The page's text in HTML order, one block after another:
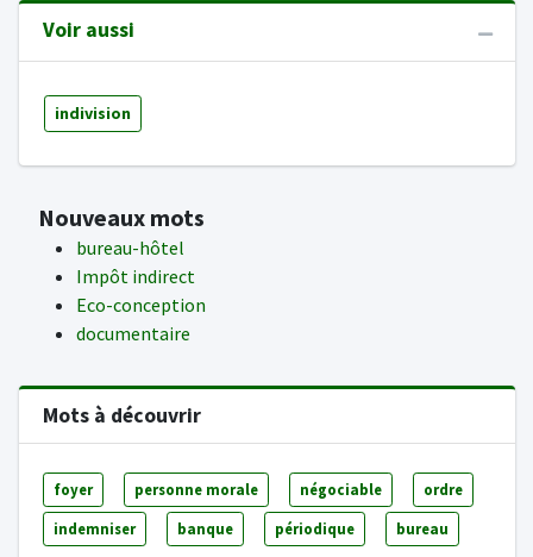
Voir aussi
indivision
Nouveaux mots
bureau-hôtel
Impôt indirect
Eco-conception
documentaire
Mots à découvrir
foyer personne morale négociable ordre
indemniser banque périodique bureau